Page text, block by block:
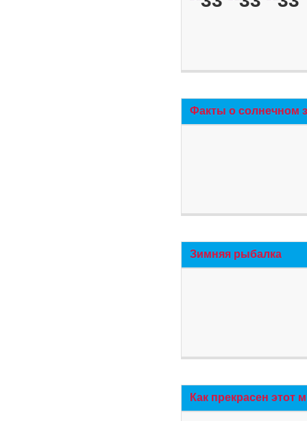
Факты о солнечном
Зимняя рыбалка
Как прекрасен этот